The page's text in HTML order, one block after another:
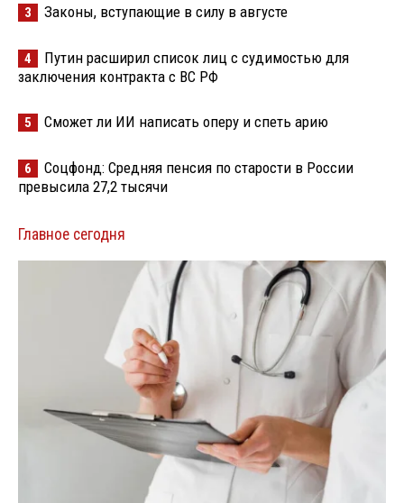
3 Законы, вступающие в силу в августе
4
Путин расширил список лиц с судимостью для
заключения контракта с ВС РФ
5 Сможет ли ИИ написать оперу и спеть арию
6
Соцфонд: Средняя пенсия по старости в России
превысила 27,2 тысячи
Главное сегодня